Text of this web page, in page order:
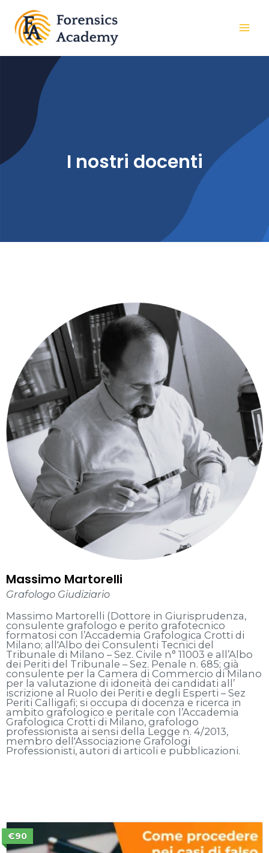
I nostri docenti
Massimo Martorelli
Grafologo Giudiziario
Massimo Martorelli (Dottore in Giurisprudenza,
consulente grafologo e perito grafotecnico
formatosi con l’Accademia Grafologica Crotti di
Milano; all'Albo dei Consulenti Tecnici del
Tribunale di Milano – Sez. Civile n° 11003 e all’Albo
dei Periti del Tribunale – Sez. Penale n. 685; già
consulente per la Camera di Commercio di Milano
per la valutazione di idoneità dei candidati all’
iscrizione al Ruolo dei Periti e degli Esperti – Sez
Periti Calligafi; si occupa di docenza e ricerca in
ambito grafologico e peritale con l’Accademia
Grafologica Crotti di Milano, grafologo
professionista ai sensi della Legge n. 4/2013,
membro dell'Associazione Grafologi
Professionisti, autori di articoli e pubblicazioni.
€90